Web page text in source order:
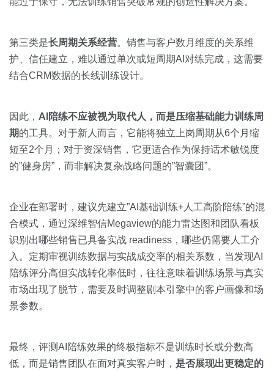
第三类是长周期关系经营。销售与客户数月维度的关系维
护、信任建立，难以通过单次或短周期AI对练完成，这需要
结合CRM数据的长线训练设计。
因此， AI陪练不应被视为取代人，而是压缩基础能力训练周
期的工具。对于新人而言，它能将独立上岗周期从6个月缩
短至2个月；对于资深销售，它更适合作为保持话术敏锐度
的”健身房”，而非解决复杂战略问题的”智囊团”。
企业在部署时，建议先建立”AI基础训练+人工高阶陪练”的混
合模式，通过深维智信Megaview的能力雷达图和团队看板
识别出哪些销售已具备实战 readiness，哪些仍需要人工介
入。定期审视训练数据与实战成交率的相关系数，当发现AI
陪练评分高但实战转化率低时，往往意味着训练场景与真实
市场出现了脱节，需要及时调整剧本引擎中的客户画像和场
景参数。
最终，评测AI陪练效果的终极指标不是训练时长或分数高
低，而是销售团队在面对真实客户时， 是否展现出更稳定的